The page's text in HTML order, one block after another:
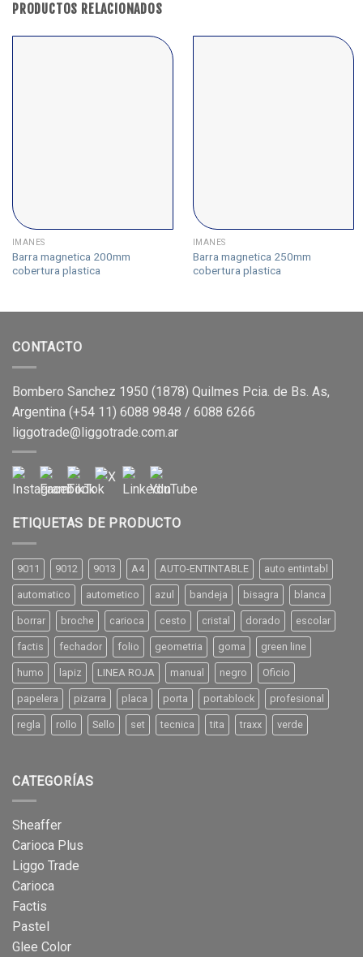
PRODUCTOS RELACIONADOS
IMANES
Barra magnetica 200mm
cobertura plastica
IMANES
Barra magnetica 250mm
cobertura plastica
CONTACTO
Bombero Sanchez 1950 (1878) Quilmes Pcia. de Bs. As,
Argentina (+54 11) 6088 9848 / 6088 6266
liggotrade@liggotrade.com.ar
ETIQUETAS DE PRODUCTO
9011 9012 9013 A4 AUTO-ENTINTABLE auto entintabl
automatico autometico azul bandeja bisagra blanca
borrar broche carioca cesto cristal dorado escolar
factis fechador folio geometria goma green line
humo lapiz LINEA ROJA manual negro Oficio
papelera pizarra placa porta portablock profesional
regla rollo Sello set tecnica tita traxx verde
CATEGORÍAS
Sheaffer
Carioca Plus
Liggo Trade
Carioca
Factis
Pastel
Glee Color